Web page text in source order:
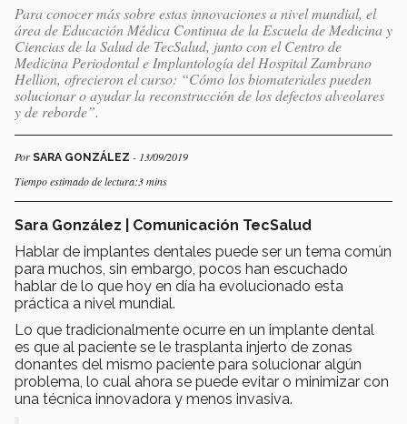
Para conocer más sobre estas innovaciones a nivel mundial, el
área de Educación Médica Continua de la Escuela de Medicina y
Ciencias de la Salud de TecSalud, junto con el Centro de
Medicina Periodontal e Implantología del Hospital Zambrano
Hellion, ofrecieron el curso: “Cómo los biomateriales pueden
solucionar o ayudar la reconstrucción de los defectos alveolares
y de reborde”.
Por SARA GONZÁLEZ - 13/09/2019
Tiempo estimado de lectura:3 mins
Sara González | Comunicación TecSalud
Hablar de implantes dentales puede ser un tema común
para muchos, sin embargo, pocos han escuchado
hablar de lo que hoy en día ha evolucionado esta
práctica a nivel mundial.
Lo que tradicionalmente ocurre en un implante dental
es que al paciente se le trasplanta injerto de zonas
donantes del mismo paciente para solucionar algún
problema, lo cual ahora se puede evitar o minimizar con
una técnica innovadora y menos invasiva.